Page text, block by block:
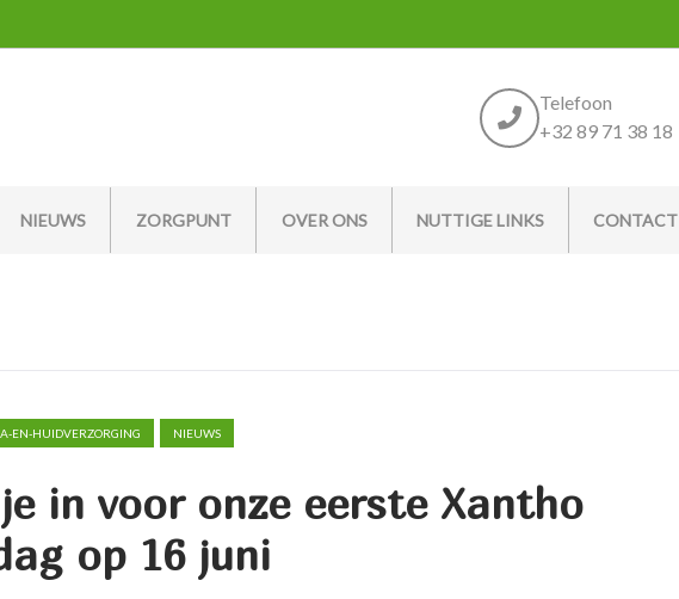
Telefoon
+32 89 71 38 18
NIEUWS ZORGPUNT OVER ONS NUTTIGE LINKS CONTACT
EN-HUIDVERZORGING NIEUWS
in voor onze eerste Xantho
op 16 juni